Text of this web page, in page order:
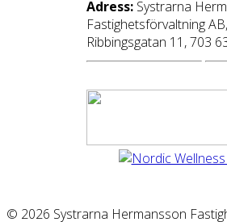
Adress: Systrarna
Fastighetsförvaltning AB,
Ribbingsgatan 11, 703
© 2026 Systrarna Hermansson